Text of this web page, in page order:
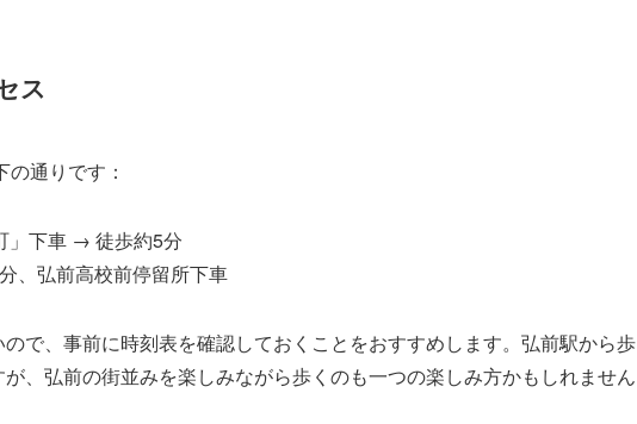
ス
通りです：
」下車 → 徒歩約5分
、弘前高校前停留所下車
で、事前に時刻表を確認しておくことをおすすめします。弘前駅から歩
、弘前の街並みを楽しみながら歩くのも一つの楽しみ方かもしれません